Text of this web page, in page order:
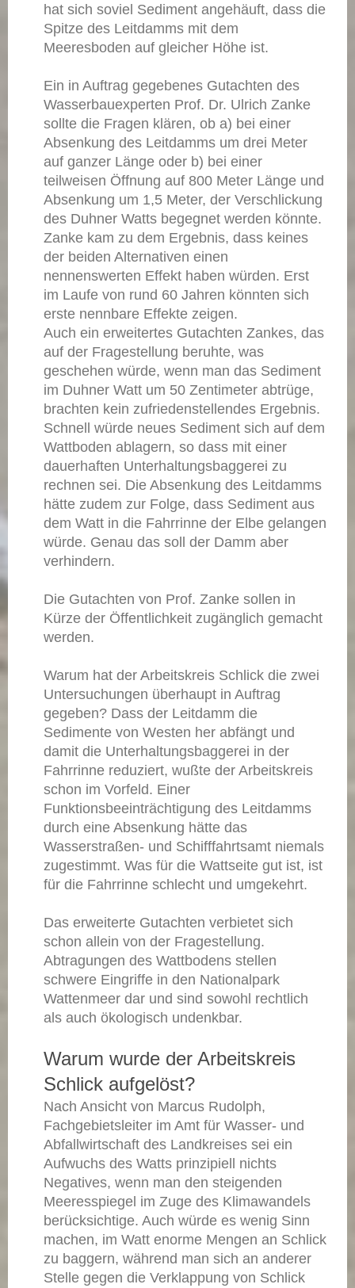
hat sich soviel Sediment angehäuft, dass die
Spitze des Leitdamms mit dem
Meeresboden auf gleicher Höhe ist.
Ein in Auftrag gegebenes Gutachten des
Wasserbauexperten Prof. Dr. Ulrich Zanke
sollte die Fragen klären, ob a) bei einer
Absenkung des Leitdamms um drei Meter
auf ganzer Länge oder b) bei einer
teilweisen Öffnung auf 800 Meter Länge und
Absenkung um 1,5 Meter, der Verschlickung
des Duhner Watts begegnet werden könnte.
Zanke kam zu dem Ergebnis, dass keines
der beiden Alternativen einen
nennenswerten Effekt haben würden. Erst
im Laufe von rund 60 Jahren könnten sich
erste nennbare Effekte zeigen.
Auch ein erweitertes Gutachten Zankes, das
auf der Fragestellung beruhte, was
geschehen würde, wenn man das Sediment
im Duhner Watt um 50 Zentimeter abtrüge,
brachten kein zufriedenstellendes Ergebnis.
Schnell würde neues Sediment sich auf dem
Wattboden ablagern, so dass mit einer
dauerhaften Unterhaltungsbaggerei zu
rechnen sei. Die Absenkung des Leitdamms
hätte zudem zur Folge, dass Sediment aus
dem Watt in die Fahrrinne der Elbe gelangen
würde. Genau das soll der Damm aber
verhindern.
Die Gutachten von Prof. Zanke sollen in
Kürze der Öffentlichkeit zugänglich gemacht
werden.
Warum hat der Arbeitskreis Schlick die zwei
Untersuchungen überhaupt in Auftrag
gegeben? Dass der Leitdamm die
Sedimente von Westen her abfängt und
damit die Unterhaltungsbaggerei in der
Fahrrinne reduziert, wußte der Arbeitskreis
schon im Vorfeld. Einer
Funktionsbeeinträchtigung des Leitdamms
durch eine Absenkung hätte das
Wasserstraßen- und Schifffahrtsamt niemals
zugestimmt. Was für die Wattseite gut ist, ist
für die Fahrrinne schlecht und umgekehrt.
Das erweiterte Gutachten verbietet sich
schon allein von der Fragestellung.
Abtragungen des Wattbodens stellen
schwere Eingriffe in den Nationalpark
Wattenmeer dar und sind sowohl rechtlich
als auch ökologisch undenkbar.
Warum wurde der Arbeitskreis
Schlick aufgelöst?
Nach Ansicht von Marcus Rudolph,
Fachgebietsleiter im Amt für Wasser- und
Abfallwirtschaft des Landkreises sei ein
Aufwuchs des Watts prinzipiell nichts
Negatives, wenn man den steigenden
Meeresspiegel im Zuge des Klimawandels
berücksichtige. Auch würde es wenig Sinn
machen, im Watt enorme Mengen an Schlick
zu baggern, während man sich an anderer
Stelle gegen die Verklappung von Schlick